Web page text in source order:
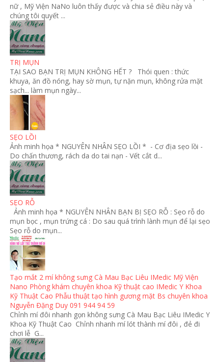
nữ , Mỹ Viện NaNo luôn thấy được và chia sẻ điều này và
chúng tôi quyết ...
TRỊ MỤN
TẠI SAO BẠN TRỊ MỤN KHÔNG HẾT ? Thói quen : thức
khuya, ăn đồ nóng, hay sờ mụn, tự nặn mụn, không rửa mặt
sạch... làm mụn ngày...
SẸO LỒI
Ảnh minh họa * NGUYÊN NHÂN SẸO LỒI * - Cơ địa sẹo lồi -
Do chấn thương, rách da do tai nạn - Vết cắt d...
SẸO RỖ
Ảnh minh họa * NGUYÊN NHÂN BẠN BỊ SẸO RỖ : Sẹo rỗ do
mụn bọc , mụn trứng cá : Do sau quá trình lành mụn để lại sẹo
Sẹo rỗ do mụn...
Tạo mắt 2 mí không sưng Cà Mau Bạc Liêu IMedic Mỹ Viện
Nano Phòng khám chuyên khoa Kỹ thuật cao IMedic Y Khoa
Kỹ Thuật Cao Phẫu thuật tạo hình gương mặt Bs chuyên khoa
Nguyễn Đặng Duy 091 944 94 59
Chỉnh mí đôi nhanh gọn không sưng Cà Mau Bạc Liêu IMedic Y
Khoa Kỹ Thuật Cao Chỉnh nhanh mí lót thành mí đôi , đẻ đi
chơi lễ G...